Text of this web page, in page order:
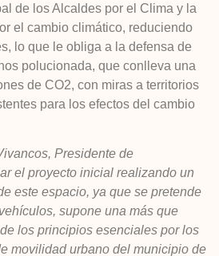
de los Alcaldes por el Clima y la
el cambio climático, reduciendo
lo que le obliga a la defensa de
polucionada, que conlleva una
de CO2, con miras a territorios
para los efectos del cambio
Presidente de
el proyecto inicial realizando un
este espacio, ya que se pretende
supone una más que
los principios esenciales por los
movilidad urbano del municipio de